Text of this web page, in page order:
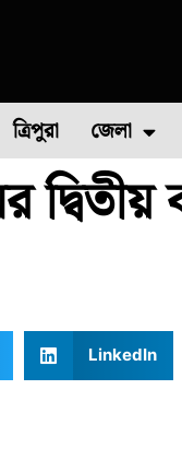
মাছ চাষ পোল্ট্রি
ত্রিপুরা জেলা
উত্তর ২৪
LinkedIn